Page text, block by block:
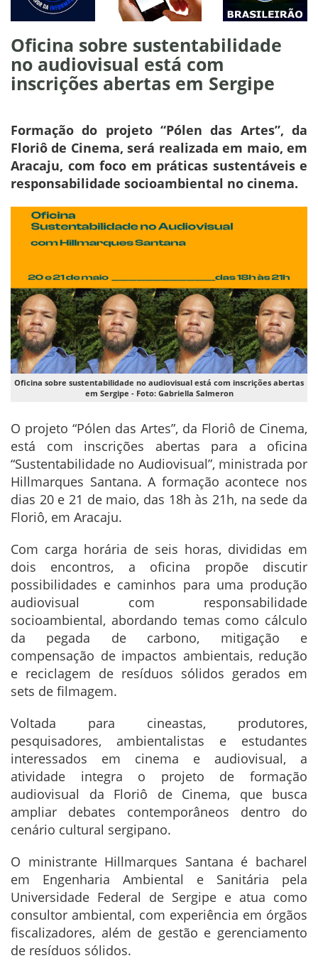
Oficina sobre sustentabilidade
no audiovisual está com
inscrições abertas em Sergipe
Formação do projeto “Pólen das Artes”, da
Floriô de Cinema, será realizada em maio, em
Aracaju, com foco em práticas sustentáveis e
responsabilidade socioambiental no cinema.
Oficina sobre sustentabilidade no audiovisual está com inscrições abertas
em Sergipe - Foto: Gabriella Salmeron
O projeto “Pólen das Artes”, da Floriô de Cinema,
está com inscrições abertas para a oficina
“Sustentabilidade no Audiovisual”, ministrada por
Hillmarques Santana. A formação acontece nos
dias 20 e 21 de maio, das 18h às 21h, na sede da
Floriô, em Aracaju.
Com carga horária de seis horas, divididas em
dois encontros, a oficina propõe discutir
possibilidades e caminhos para uma produção
audiovisual com responsabilidade
socioambiental, abordando temas como cálculo
da pegada de carbono, mitigação e
compensação de impactos ambientais, redução
e reciclagem de resíduos sólidos gerados em
sets de filmagem.
Voltada para cineastas, produtores,
pesquisadores, ambientalistas e estudantes
interessados em cinema e audiovisual, a
atividade integra o projeto de formação
audiovisual da Floriô de Cinema, que busca
ampliar debates contemporâneos dentro do
cenário cultural sergipano.
O ministrante Hillmarques Santana é bacharel
em Engenharia Ambiental e Sanitária pela
Universidade Federal de Sergipe e atua como
consultor ambiental, com experiência em órgãos
fiscalizadores, além de gestão e gerenciamento
de resíduos sólidos.